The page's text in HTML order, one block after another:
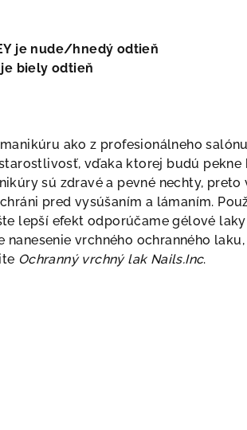
je nude/hnedý odtieň
je biely odtieň
ako z profesionálneho
vďaka ktorej budú
sú zdravé a pevné nechty,
pred vysúšaním a lámaním.
lepší efekt odporúčame gélové
vrchného ochranného
Ochranný vrchný lak Nails.Inc.